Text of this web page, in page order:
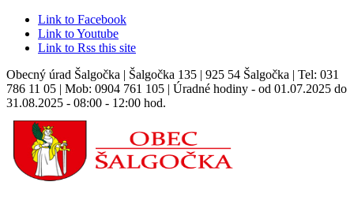
Link to Facebook
Link to Youtube
Link to Rss this site
Obecný úrad Šalgočka | Šalgočka 135 | 925 54 Šalgočka | Tel: 031
786 11 05 | Mob: 0904 761 105 | Úradné hodiny - od 01.07.2025 do
31.08.2025 - 08:00 - 12:00 hod.